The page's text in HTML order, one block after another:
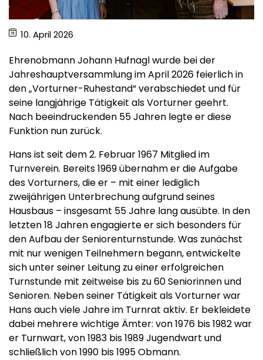
10. April 2026
Ehrenobmann Johann Hufnagl wurde bei der
Jahreshauptversammlung im April 2026 feierlich in
den „Vorturner-Ruhestand“ verabschiedet und für
seine langjährige Tätigkeit als Vorturner geehrt.
Nach beeindruckenden 55 Jahren legte er diese
Funktion nun zurück.
Hans ist seit dem 2. Februar 1967 Mitglied im
Turnverein. Bereits 1969 übernahm er die Aufgabe
des Vorturners, die er – mit einer lediglich
zweijährigen Unterbrechung aufgrund seines
Hausbaus – insgesamt 55 Jahre lang ausübte. In den
letzten 18 Jahren engagierte er sich besonders für
den Aufbau der Seniorenturnstunde. Was zunächst
mit nur wenigen Teilnehmern begann, entwickelte
sich unter seiner Leitung zu einer erfolgreichen
Turnstunde mit zeitweise bis zu 60 Seniorinnen und
Senioren. Neben seiner Tätigkeit als Vorturner war
Hans auch viele Jahre im Turnrat aktiv. Er bekleidete
dabei mehrere wichtige Ämter: von 1976 bis 1982 war
er Turnwart, von 1983 bis 1989 Jugendwart und
schließlich von 1990 bis 1995 Obmann.